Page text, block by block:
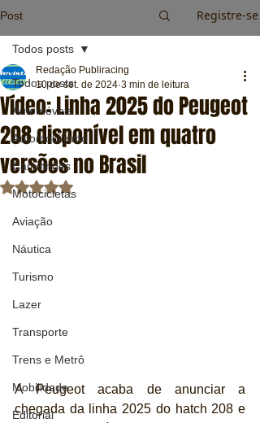
Post Registre-se
Todos posts
Automóveis
Automobilismo
Caminhões
Motocicletas
Aviação
Náutica
Turismo
Lazer
Transporte
Trens e Metrô
Mobilidade
Editorial
Todos posts
Vídeo: Linha 2025 do Peugeot
208 disponível em quatro
versões no Brasil
Redação Publiracing
10 de set. de 2024 3 min de leitura
Avaliado com NaN de 5 estrelas.
A Peugeot acaba de anunciar a
chegada da linha 2025 do hatch 208 e